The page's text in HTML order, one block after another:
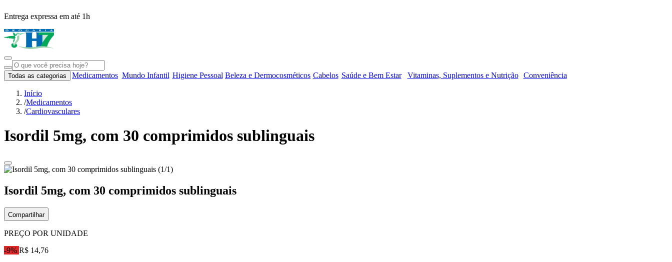
Entrega expressa em até 1h
Todas as categorias Medicamentos Mundo Infantil Higiene Pessoal Beleza e Dermocosméticos Cabelos Saúde e Bem Estar Vitaminas, Suplementos e Nutrição Conveniência
Início
/Medicamentos
/Cardiovasculares
Isordil 5mg, com 30 comprimidos sublinguais
Isordil 5mg, com 30 comprimidos sublinguais
Compartilhar
PREÇO POR UNIDADE
-9% R$ 14,76